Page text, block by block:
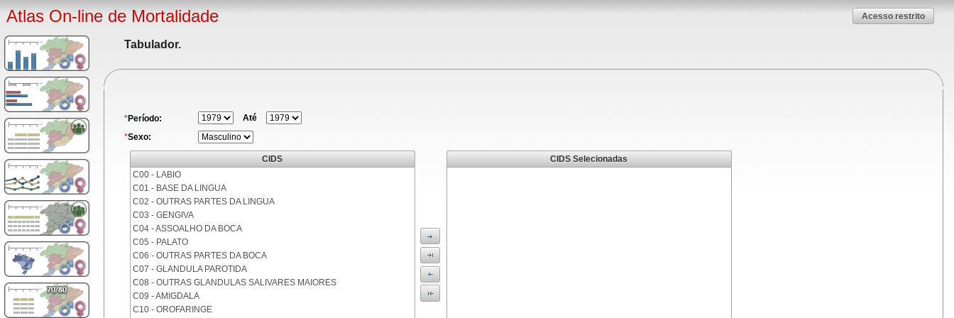
Atlas On-line de Mortalidade Acesso restrito
Tabulador.
*Período:
Até
*Sexo:
CIDS
C00 - LABIO
C01 - BASE DA LINGUA
C02 - OUTRAS PARTES DA LINGUA
C03 - GENGIVA
C04 - ASSOALHO DA BOCA
C05 - PALATO
C06 - OUTRAS PARTES DA BOCA
C07 - GLANDULA PAROTIDA
C08 - OUTRAS GLANDULAS SALIVARES MAIORES
C09 - AMIGDALA
C10 - OROFARINGE
CIDS Selecionadas